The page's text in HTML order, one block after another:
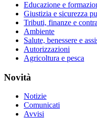
Educazione e
Giustizia e sicurezza
Tributi, finanze e
Ambiente
Salute, benessere e
Autorizzazioni
Agricoltura e pesca
Novità
Notizie
Comunicati
Avvisi